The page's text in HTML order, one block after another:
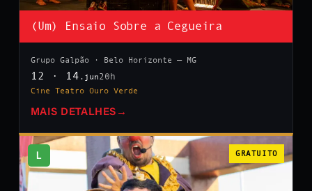
(Um) Ensaio Sobre a Cegueira
Grupo Galpão · Belo Horizonte — MG
12 · 14 .jun20h
Cine Teatro Ouro Verde
MAIS DETALHES →
L GRATUITO